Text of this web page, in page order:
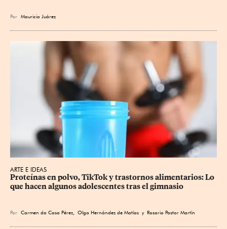
Por Mauricio Juárez
ARTE E IDEAS
Proteínas en polvo, TikTok y trastornos alimentarios: Lo
que hacen algunos adolescentes tras el gimnasio
Por Carmen da Casa Pérez Olga Hernández de Matías y Rosario Pastor Martín